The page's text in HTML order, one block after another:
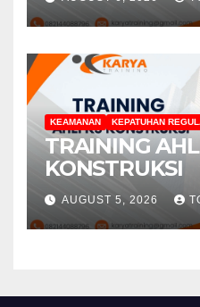
KEAMANAN KEPATUHAN
TRAINING
KONSTRUKSI
AUGUST 5, 2026